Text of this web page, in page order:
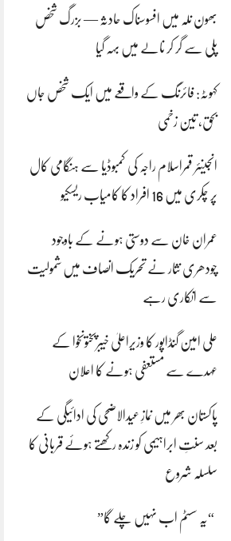
بھون نلہ میں افسوسناک حادثہ — بزرگ شخص
پلی سے گر کر نالے میں بہہ گیا
کہوٹہ: فائرنگ کے واقعے میں ایک شخص جاں
بحق، تین زخمی
انجینئر قمراسلام راجہ کی کمبوڈیا سے ہنگامی کال
پر چکری میں 16 افراد کا کامیاب ریسکیو
عمران خان سے دوستی ہونے کے باوجود
چودھری نثار نے تحریک انصاف میں شمولیت
سے انکاری رہے
علی امین گنڈاپور کا وزیراعلیٰ خیبرپختونخوا کے
عہدے سے مستعفی ہونے کا اعلان
پاکستان بھر میں نمازِ عیدالاضحی کی ادائیگی کے
بعد سنتِ ابراہیمی کو زندہ رکھتے ہوئے قربانی کا
سلسلہ شروع
“یہ سسٹم اب نہیں چلے گا”